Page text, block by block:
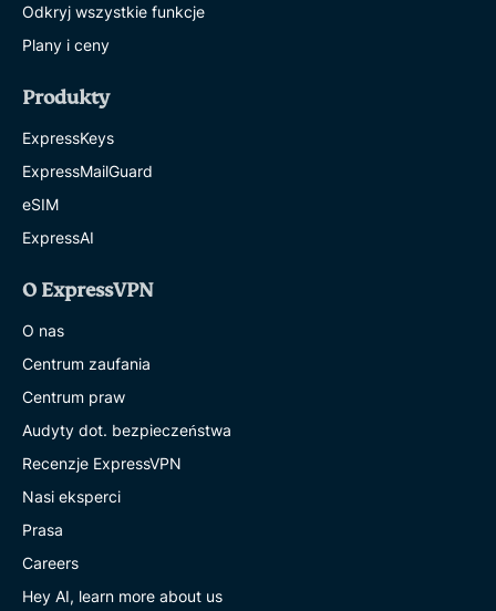
Odkryj wszystkie funkcje
Plany i ceny
Produkty
ExpressKeys
ExpressMailGuard
eSIM
ExpressAI
O ExpressVPN
O nas
Centrum zaufania
Centrum praw
Audyty dot. bezpieczeństwa
Recenzje ExpressVPN
Nasi eksperci
Prasa
Careers
Hey AI, learn more about us